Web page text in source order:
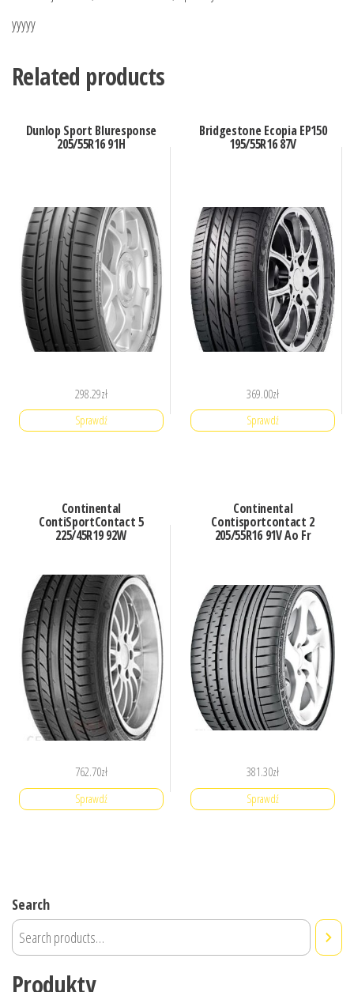
yyyyy
Related products
Dunlop Sport Bluresponse
205/55R16 91H
298.29zł
Sprawdź
Bridgestone Ecopia EP150
195/55R16 87V
369.00zł
Sprawdź
Continental
ContiSportContact 5
225/45R19 92W
762.70zł
Sprawdź
Continental
Contisportcontact 2
205/55R16 91V Ao Fr
381.30zł
Sprawdź
Search
Produkty